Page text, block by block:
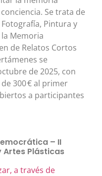
Se trata de
Pintura y
Memoria
de Relatos Cortos
se
de 2025, con
300 € al primer
a participantes
– II
Plásticas
a través de